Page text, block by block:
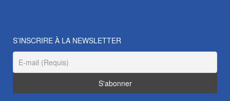
S’INSCRIRE À LA NEWSLETTER